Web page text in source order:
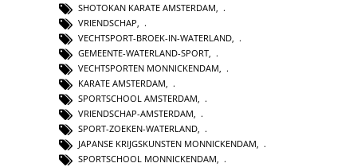
SHOTOKAN KARATE AMSTERDAM
VRIENDSCHAP
VECHTSPORT-BROEK-IN-WATERLAND
GEMEENTE-WATERLAND-SPORT
VECHTSPORTEN MONNICKENDAM
KARATE AMSTERDAM
SPORTSCHOOL AMSTERDAM
VRIENDSCHAP-AMSTERDAM
SPORT-ZOEKEN-WATERLAND,
JAPANSE KRIJGSKUNSTEN MONNICKENDAM,
SPORTSCHOOL MONNICKENDAM,